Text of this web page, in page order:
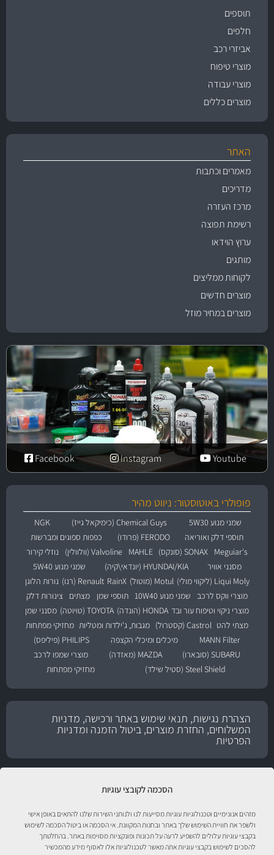
הסכמה לקובצי עוגיות
מזהים אנונימיים וטכנולוגיות עוגיות מסייעות לנו ולנותני השירות שלנו להתאים באופן אישי
ולשפר את חוויית השימוש שלך באתר ובחנות המקוונת. אי הסכמה או ביטול הסכמה לשימוש
בקבצי עוגיות עלולים להשפיע לרעה על תכונות ופונקציות מסוימות באתר. בהחלטתך
להסכים לשימוש בקבצי עוגיות אתה מאשר לטכנולוגיות אלו לאסוף מידע מהמכשיר
תוספים
חלפים
אביזרי רכב
מוצרי טיפוח
מוצרי עבודה
מוצרים כללים
האתר
מאמרים וכתבות
מדריכים
מרכז העזרה
רשימת תפוצה
ערוץ הוידאו
מותגים
לקוחות ממליצים
מוצרים חדשים
מוצרים במחיר מוזל
Youtube
Instagram
Facebook
פופולרי באוטוסטור: ניווט מהיר
שמני מנוע 5W30 Chemical Guys (כימיקאל גייז)
NGK
תוספי דלק ואוריאה
FERODO (פרודו)
כפפות ספוגים ומברשות
Meguiar's
SONAX (סונקס) MAHLE Valvoline (וולוולין)
נוזלי קירור
מסנני אוויר
HYUNDAI/KIA (יונדאי\קיה)
שמני מנוע 5W40
Liqui Moly (ליקווי מולי)
Motul (מוטול) RainX Renault (רנו)
נורות הלוגן
מוצרי ווקס לרכב
שמני מנוע 10W40 תוספי שמן מצתים
צינורות דלק
מוצרי ניקוי וטיפוח עור ובד HONDA (הונדה) TOYOTA (טויוטה)
מסנני שמן
מצתי להט Castrol (קסטרול) מגבות, ג'ילדות ומטליות מחזיקי מפתחות
MANN Filter
מיכלים ומיכלי הקצפה
PHILIPS (פיליפס)
SUBARU (סובארו)
MAZDA (מאזדה)
מוצרי שמפו לרכב
Steel Shield (סטיל שילד)
מחזיקי מפתחות
הצהרת נגישות, תנאי שימוש באתר ורכישה, מדניות
המשלוחים, החזרת מוצרים, ביטול הזמנה ומדניות
הפרטיות